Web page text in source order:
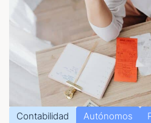
Contabilidad Autónomos